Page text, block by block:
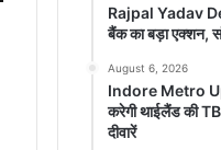
Rajpal Yadav
बैंक का बड़ा एक्शन,
August 6, 2026
Indore Metro
करेगी थाईलैंड की
दीवारें